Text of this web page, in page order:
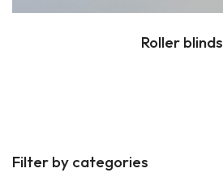
Roller blinds
Filter by categories